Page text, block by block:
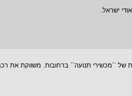
ישראל.
של ``מכשירי תנועה`` ברחובות. משווקת את רכבי